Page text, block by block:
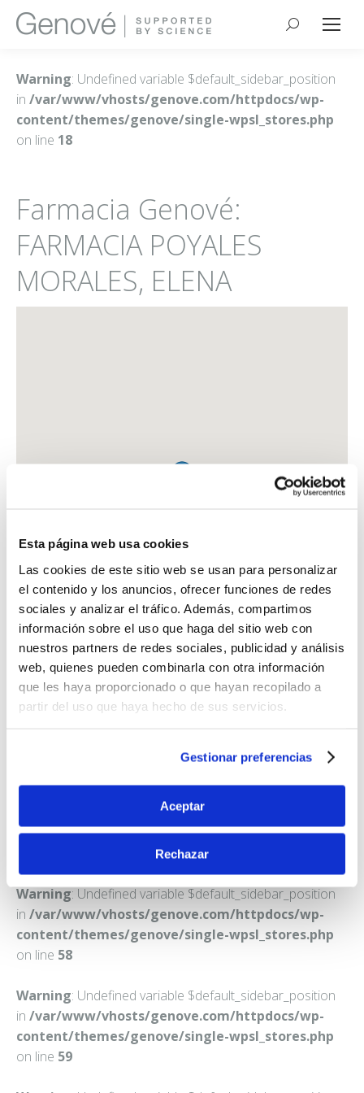
Esta página web usa cookies
Las cookies de este sitio web se usan para personalizar
el contenido y los anuncios, ofrecer funciones de redes
sociales y analizar el tráfico. Además, compartimos
información sobre el uso que haga del sitio web con
nuestros partners de redes sociales, publicidad y análisis
web, quienes pueden combinarla con otra información
que les haya proporcionado o que hayan recopilado a
partir del uso que haya hecho de sus servicios.
Gestionar preferencias
Aceptar
Rechazar
Buscar:
Warning: Undefined variable $default_sidebar_position
in /var/www/vhosts/genove.com/httpdocs/wp-
content/themes/genove/single-wpsl_stores.php
on line 18
Farmacia Genové:
FARMACIA POYALES
MORALES, ELENA
FARMACIA POYALES MORALES, ELENA
PZA. FUEROS, 2
Warning: Undefined variable $default_sidebar_position
in /var/www/vhosts/genove.com/httpdocs/wp-
content/themes/genove/single-wpsl_stores.php
on line 58
Warning: Undefined variable $default_sidebar_position
in /var/www/vhosts/genove.com/httpdocs/wp-
content/themes/genove/single-wpsl_stores.php
on line 59